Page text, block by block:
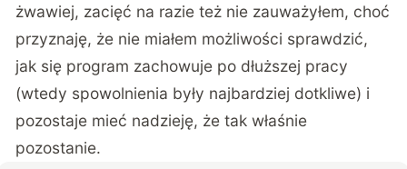
żwawiej, zacięć na razie też nie zauważyłem, choć
przyznaję, że nie miałem możliwości sprawdzić,
jak się program zachowuje po dłuższej pracy
(wtedy spowolnienia były najbardziej dotkliwe) i
pozostaje mieć nadzieję, że tak właśnie
pozostanie.